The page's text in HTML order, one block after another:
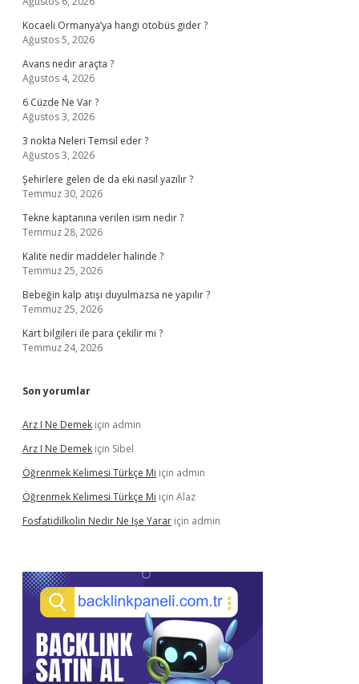
Kocaeli Ormanya’ya hangi otobüs gider ?
Ağustos 5, 2026
Avans nedir araçta ?
Ağustos 4, 2026
6 Cüzde Ne Var ?
Ağustos 3, 2026
3 nokta Neleri Temsil eder ?
Ağustos 3, 2026
Şehirlere gelen de da eki nasıl yazılır ?
Temmuz 30, 2026
Tekne kaptanına verilen isim nedir ?
Temmuz 28, 2026
Kalite nedir maddeler halinde ?
Temmuz 25, 2026
Bebeğin kalp atışı duyulmazsa ne yapılır ?
Temmuz 25, 2026
Kart bilgileri ile para çekilir mi ?
Temmuz 24, 2026
Son yorumlar
Arz I Ne Demek için admin
Arz I Ne Demek için Sibel
Öğrenmek Kelimesi Türkçe Mi için admin
Öğrenmek Kelimesi Türkçe Mi için Alaz
Fosfatidilkolin Nedir Ne Işe Yarar için admin